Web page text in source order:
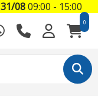
0
31/0809:00 - 15:00